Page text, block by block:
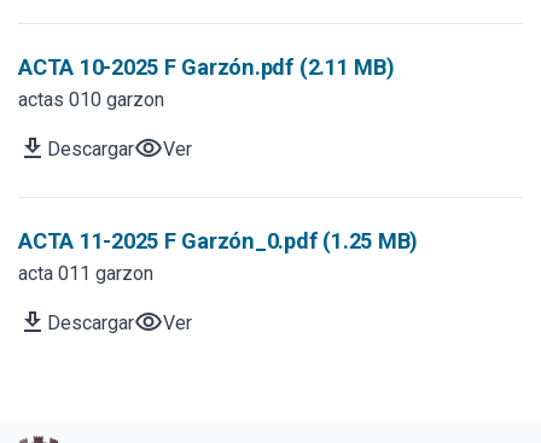
ACTA 10-2025 F Garzón.pdf (2.11 MB)
actas 010 garzon
download DescargarvisibilityVer
ACTA 11-2025 F Garzón_0.pdf (1.25 MB)
acta 011 garzon
download DescargarvisibilityVer